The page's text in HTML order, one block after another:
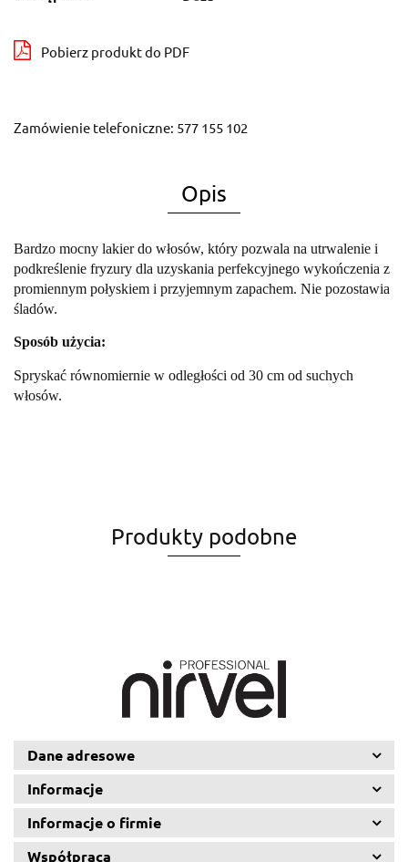
Pobierz produkt do PDF
Zamówienie telefoniczne: 577 155 102
Opis
Bardzo mocny lakier do włosów, który pozwala na utrwalenie i
podkreślenie fryzury dla uzyskania perfekcyjnego wykończenia z
promiennym połyskiem i przyjemnym zapachem. Nie pozostawia
śladów.
Sposób użycia:
Spryskać równomiernie w odległości od 30 cm od suchych
włosów.
Produkty podobne
Dane adresowe
Informacje
Informacje o firmie
Współpraca